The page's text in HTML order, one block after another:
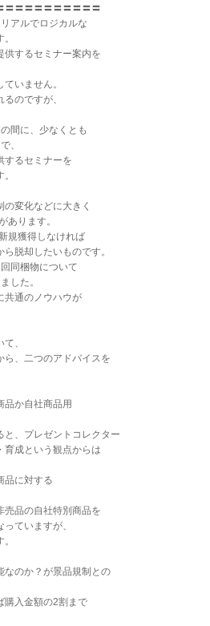
〓〓〓〓〓〓〓〓〓〓
アルでロジカルな
供するセミナー案内を
いません。
のですが、
間に、少なくとも
、
するセミナーを
変化などに大きく
あります。
規獲得しなければ
脱却したいものです。
同梱物について
した。
共通のノウハウが
、
ら、二つのアドバイスを
品か自社商品用
と、プレゼントコレクター
育成という観点からは
品に対する
売品の自社特別商品を
ていますが、
なのか？が景品規制との
購入金額の2割まで